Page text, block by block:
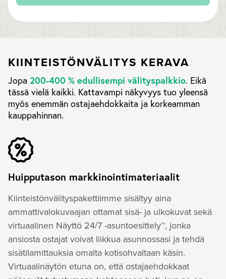
KIINTEISTÖNVÄLITYS KERAVA
Jopa 200-400 % edullisempi välityspalkkio. Eikä
tässä vielä kaikki. Kattavampi näkyvyys tuo yleensä
myös enemmän ostajaehdokkaita ja korkeamman
kauppahinnan.
Huipputason markkinointimateriaalit
Kiinteistönvälityspakettiimme sisältyy aina
ammattivalokuvaajan ottamat sisä- ja ulkokuvat sekä
virtuaalinen Näyttö 24/7 -asuntoesittely™, jonka
ansiosta ostajat voivat liikkua asunnossasi ja tehdä
sisätilamittauksia omalta kotisohvaltaan käsin.
Virtuaalinäytön etuna on, että ostajaehdokkaat